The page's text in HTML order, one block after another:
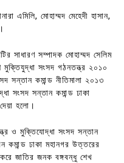
এমিলি, মোহাম্মদ মেহেদী হাসান,
সাধারণ সম্পাদক মোহাম্মদ সেলিম
মুক্তিযুদ্ধা সংসদ গঠনতন্ত্র ২০১০
সন্তান কমান্ড নীতিমালা ২০১৩
সংসদ সন্তান কমান্ড ঢাকা
হলো।
ও মুক্তিযোদ্ধা সংসদ সন্তান
কমান্ড ঢাকা মহানগর উত্তরের
জাতির জনক বঙ্গবন্ধু শেখ